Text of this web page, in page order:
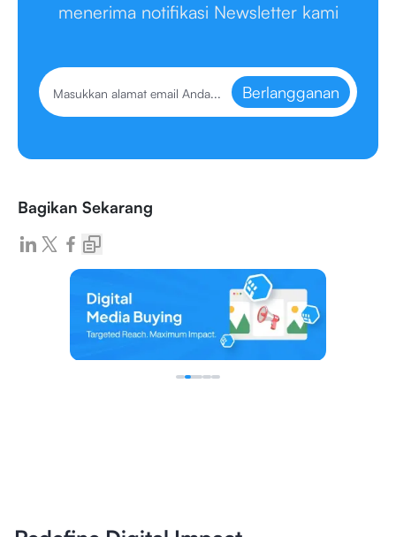
menerima notifikasi Newsletter kami
Berlangganan
Bagikan Sekarang